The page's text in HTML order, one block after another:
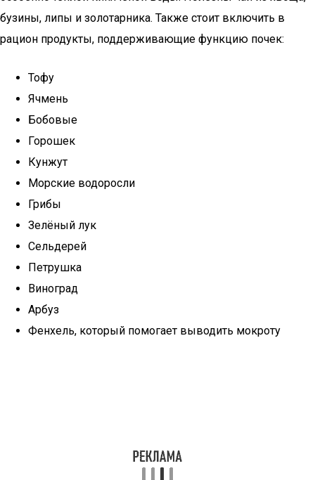
бузины, липы и золотарника. Также стоит включить в
рацион продукты, поддерживающие функцию почек:
Тофу
Ячмень
Бобовые
Горошек
Кунжут
Морские водоросли
Грибы
Зелёный лук
Сельдерей
Петрушка
Виноград
Арбуз
Фенхель, который помогает выводить мокроту